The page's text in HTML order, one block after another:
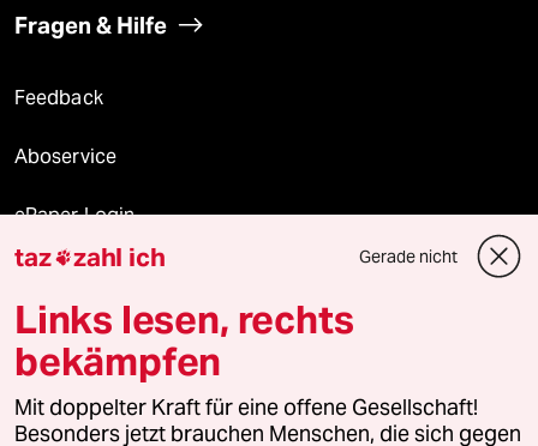
Fragen & Hilfe
Feedback
Aboservice
ePaper Login
Downloads für Abonnierende
© 2026 taz Verlags und Vertriebs GmbH
Alle Rechte vorbehalten. Bei rechtlichen Fragen oder für Genehmigungen
wenden Sie sich bitte an lizenzen@taz.de
taz zahl ich Gerade nicht
Links lesen, rechts
bekämpfen
Mit doppelter Kraft für eine offene Gesellschaft!
Besonders jetzt brauchen Menschen, die sich gegen